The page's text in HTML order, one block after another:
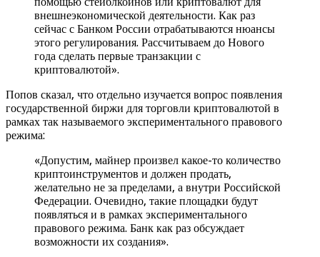
внешнеэкономической деятельности. Как раз
сейчас с Банком России отрабатываются нюансы
этого регулирования. Рассчитываем до Нового
года сделать первые транзакции с
криптовалютой».
Попов сказал, что отдельно изучается вопрос появления
государственной биржи для торговли криптовалютой в
рамках так называемого экспериментального правового
режима:
«Допустим, майнер произвел какое-то количество
криптоинструментов и должен продать,
желательно не за пределами, а внутри Российской
Федерации. Очевидно, такие площадки будут
появляться и в рамках экспериментального
правового режима. Банк как раз обсуждает
возможности их создания».